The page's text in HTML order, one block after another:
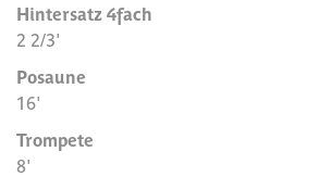
Hintersatz 4fach
2 2/3'
Posaune
16'
Trompete
8'